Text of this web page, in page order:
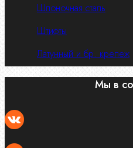
Шпоночная сталь
Штифты
Латунный и бр. крепеж
Мы в